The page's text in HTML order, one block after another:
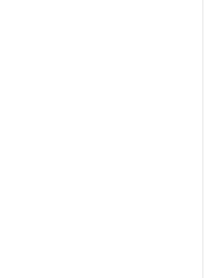
хагас
эрсдэлийг
ын